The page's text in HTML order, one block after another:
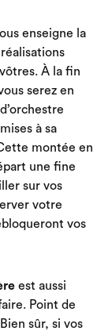
enseigne la
À la fin
serez en
à sa
montée en
une fine
sur vos
votre
vos
est aussi
Point de
sûr, si vos